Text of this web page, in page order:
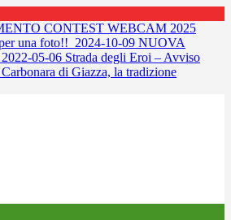
CONTEST WEBCAM 2025
una foto!! 2024-10-09 NUOVA
2022-05-06 Strada degli Eroi – Avviso
Carbonara di Giazza, la tradizione